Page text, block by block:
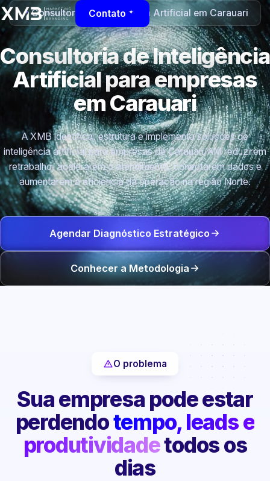
Contato
Consultoria de Inteligência Artificial em Carauari
Consultoria de Inteligência
Artificial para empresas
em Carauari
A XMB identifica, estrutura e implementa soluções de
inteligência artificial para empresas de Carauari/AM reduzirem
retrabalho, acelerarem o atendimento, conectarem dados e
aumentarem a eficiência da operação na região Norte.
Agendar Diagnóstico Estratégico
Conhecer a Metodologia
O problema
Sua empresa pode estar
perdendotempo, leads e
produtividadetodos os
dias